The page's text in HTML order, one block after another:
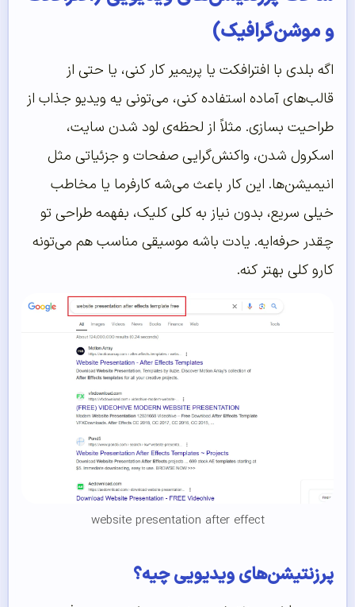
و موشن‌گرافیک)
اگه بلدی با افترافکت یا پریمیر کار کنی، یا حتی از
قالب‌های آماده استفاده کنی، می‌تونی یه ویدیو جذاب از
طراحیت بسازی. مثلاً از لحظه‌ی لود شدن سایت،
اسکرول شدن، واکنش‌گرایی صفحات و جزئیاتی مثل
انیمیشن‌ها. این کار باعث می‌شه کارفرما یا مخاطب
خیلی سریع، بدون نیاز به کلی کلیک، بفهمه طراحی تو
چقدر حرفه‌ایه. یادت باشه موسیقی مناسب هم می‌تونه
کارو کلی بهتر کنه.
website presentation after effect
پرزنتیشن‌های ویدیویی چیه؟